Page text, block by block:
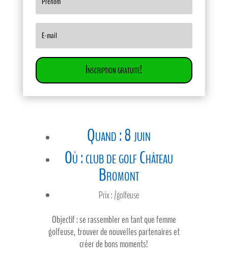
Inscription gratuite!
Quand : 8 juin
Où : club de golf Château
Bromont
Prix : /golfeuse
Objectif : se rassembler en tant que femme
golfeuse, trouver de nouvelles partenaires et
créer de bons moments!